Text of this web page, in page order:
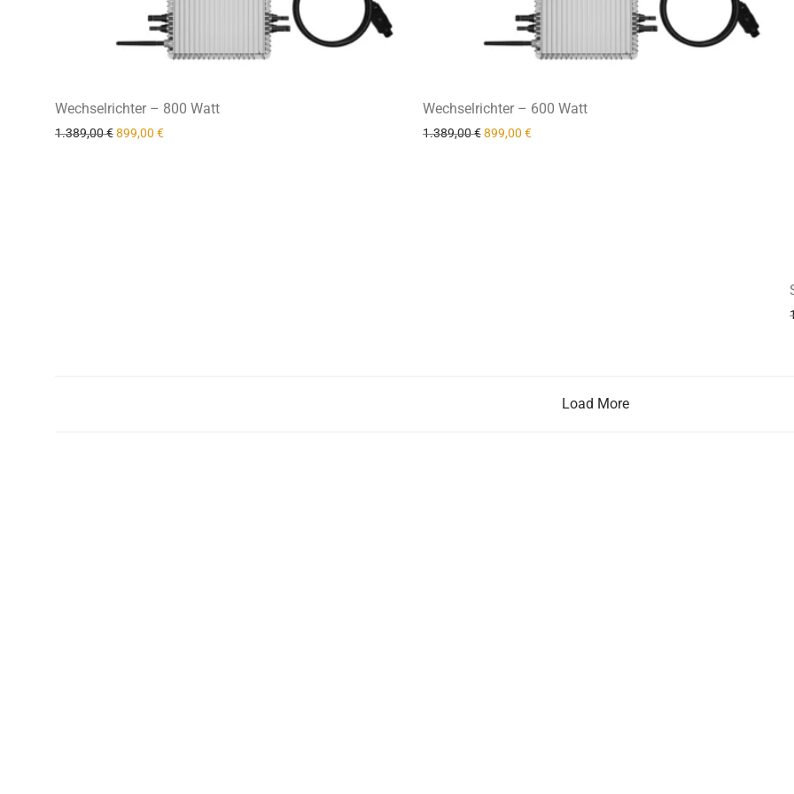
Wechselrichter – 800 Watt
1.389,00€Ursprünglicher Preis war: 1.389,00 €
899,00 €Aktueller Preis ist: 899,00 €.
Wechselrichter – 600 Watt
1.389,00€ Ursprünglicher Preis war: 1.389,00 €
899,00 €Aktueller Preis ist: 899,00 €.
Load More